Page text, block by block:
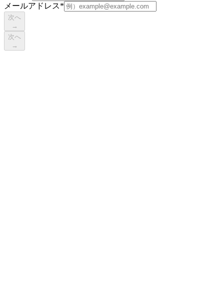
メールアドレス*
次へ
→
次へ
→